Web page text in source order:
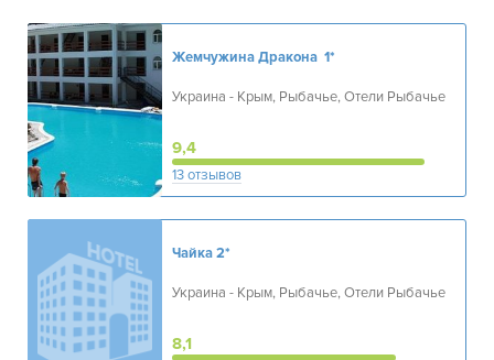
Жемчужина Дракона 1*
Украина - Крым, Рыбачье, Отели Рыбачье
9,4
13 отзывов
Чайка2*
Украина - Крым, Рыбачье, Отели Рыбачье
8,1